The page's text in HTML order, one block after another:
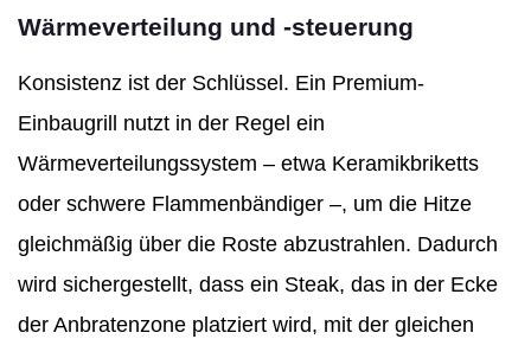
Wärmeverteilung und -steuerung
Konsistenz ist der Schlüssel. Ein Premium-
Einbaugrill nutzt in der Regel ein
Wärmeverteilungssystem – etwa Keramikbriketts
oder schwere Flammenbändiger –, um die Hitze
gleichmäßig über die Roste abzustrahlen. Dadurch
wird sichergestellt, dass ein Steak, das in der Ecke
der Anbratenzone platziert wird, mit der gleichen